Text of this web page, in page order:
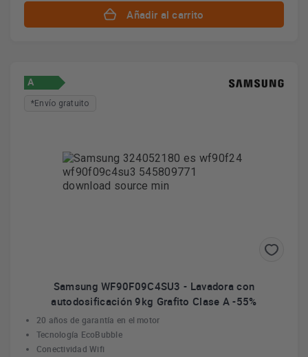
Añadir al carrito
A
*Envío gratuito
Samsung WF90F09C4SU3 - Lavadora con
autodosificación 9kg Grafito Clase A -55%
20 años de garantía en el motor
Tecnología EcoBubble
Conectividad Wifi